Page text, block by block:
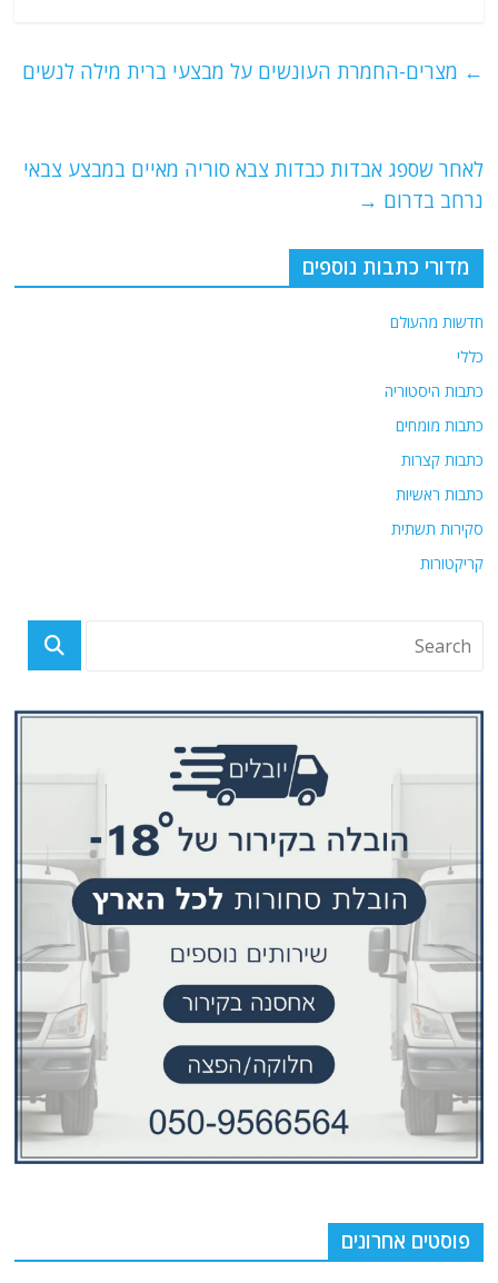
s
p
g
l
er
e
o
← מצרים-החמרת העונשים על מבצעי ברית מילה לנשים
לאחר שספג אבדות כבדות צבא סוריה מאיים במבצע צבאי
נרחב בדרום →
מדורי כתבות נוספים
חדשות מהעולם
כללי
כתבות היסטוריה
כתבות מומחים
כתבות קצרות
כתבות ראשיות
סקירות תשתית
קריקטורות
פוסטים אחרונים